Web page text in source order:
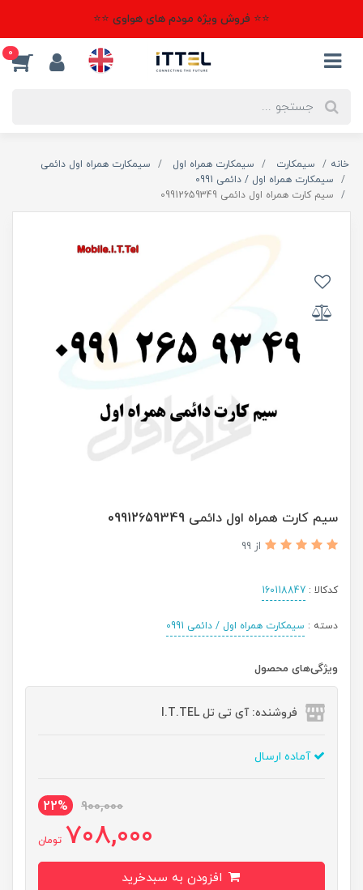
⭐⭐ فروش ویژه مودم های هواوی ⭐⭐
0
خانه سیمکارت سیمکارت همراه اول
سیمکارت همراه اول دائمی
سیمکارت همراه اول / دائمی 0991
سیم کارت همراه اول دائمی 09912659349
سیم کارت همراه اول دائمی 09912659349
از 99
کدکالا : 160118847
دسته : سیمکارت همراه اول / دائمی 0991
ویژگی‌های محصول
فروشنده: آی تی تل I.T.TEL
آماده ارسال
900,000
22%
708,000 تومان